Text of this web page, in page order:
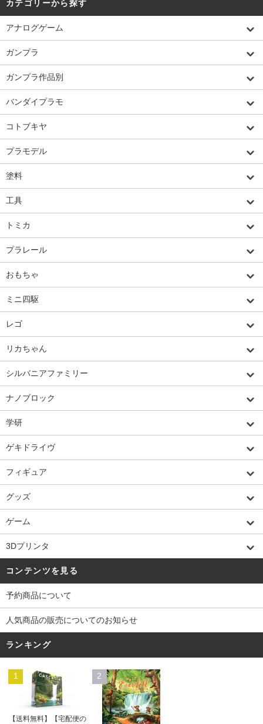
カテゴリーから探す
アナログゲーム
ガンプラ
ガンプラ作品別
バンダイプラモ
コトブキヤ
プラモデル
塗料
工具
トミカ
プラレール
おもちゃ
ミニ四駆
レゴ
リカちゃん
シルバニアファミリー
ナノブロック
学研
ゲキドライヴ
フィギュア
グッズ
ゲーム
3Dプリンタ
コンテンツを見る
予約商品について
人気商品の販売についてのお知らせ
ランキング
1
【送料無料】【宅配便の
2